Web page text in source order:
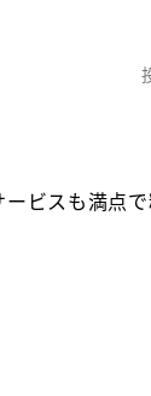
ビスも満点